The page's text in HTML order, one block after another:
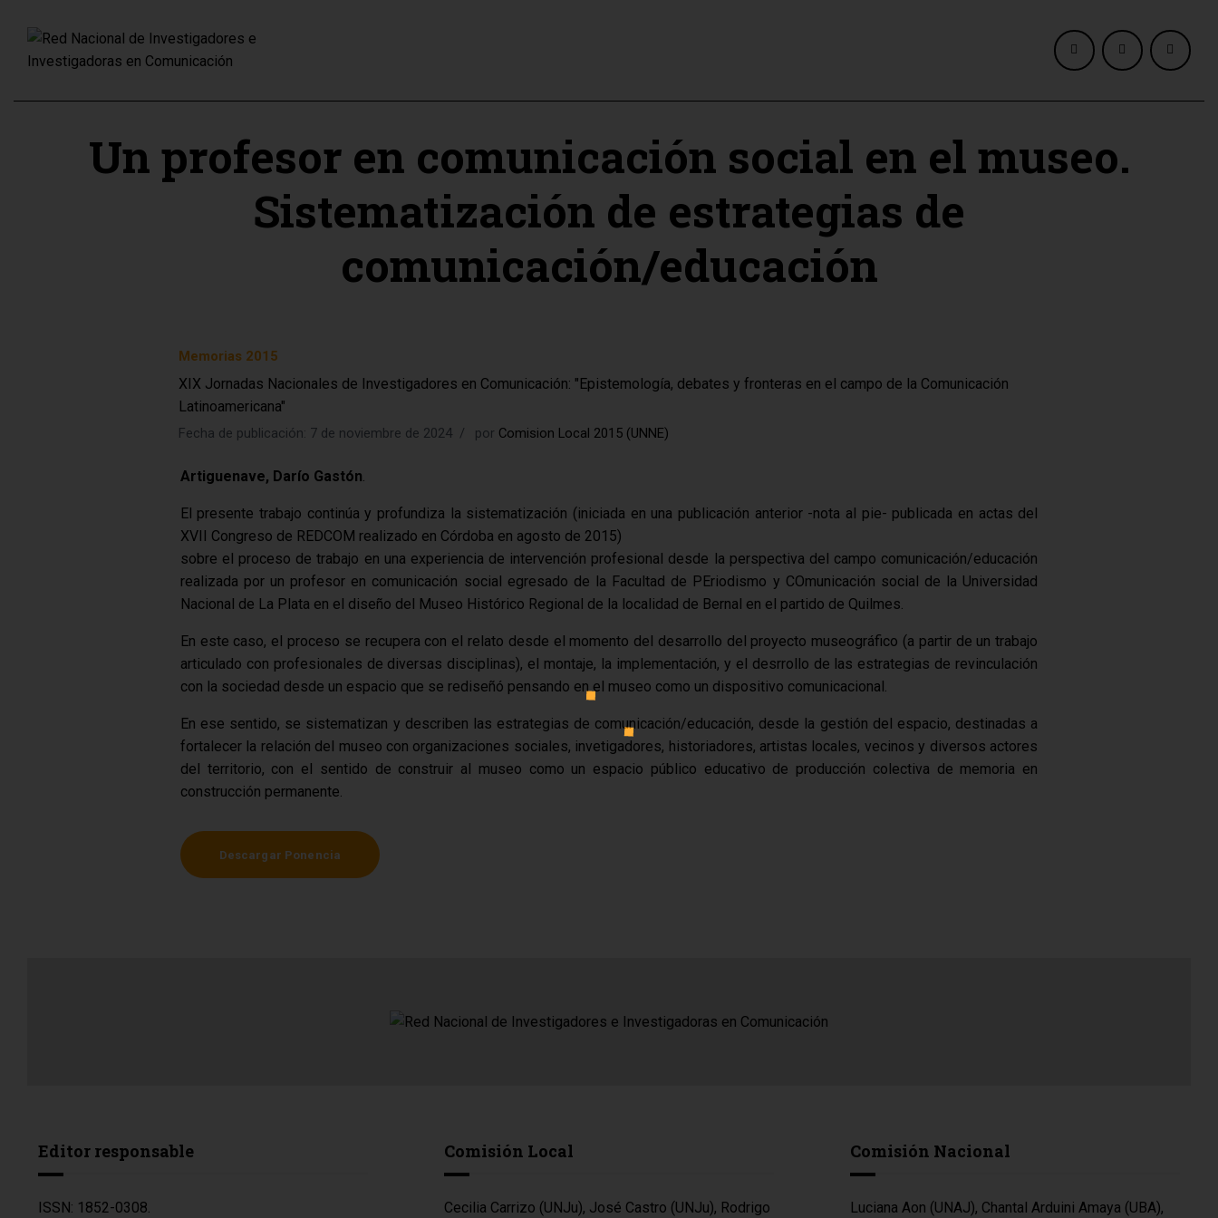
Un profesor en comunicación social en el museo.
Sistematización de estrategias de
comunicación/educación
Memorias 2015
XIX Jornadas Nacionales de Investigadores en Comunicación: "Epistemología, debates y fronteras en el campo de la Comunicación
Latinoamericana"
Fecha de publicación: 7 de noviembre de 2024 por Comision Local 2015 (UNNE)
Artiguenave, Darío Gastón.
El presente trabajo continúa y profundiza la sistematización (iniciada en una publicación anterior -nota al pie- publicada en actas del
XVII Congreso de REDCOM realizado en Córdoba en agosto de 2015)
sobre el proceso de trabajo en una experiencia de intervención profesional desde la perspectiva del campo comunicación/educación
realizada por un profesor en comunicación social egresado de la Facultad de PEriodismo y COmunicación social de la Universidad
Nacional de La Plata en el diseño del Museo Histórico Regional de la localidad de Bernal en el partido de Quilmes.
En este caso, el proceso se recupera con el relato desde el momento del desarrollo del proyecto museográfico (a partir de un trabajo
articulado con profesionales de diversas disciplinas), el montaje, la implementación, y el desrrollo de las estrategias de revinculación
con la sociedad desde un espacio que se rediseñó pensando en el museo como un dispositivo comunicacional.
En ese sentido, se sistematizan y describen las estrategias de comunicación/educación, desde la gestión del espacio, destinadas a
fortalecer la relación del museo con organizaciones sociales, invetigadores, historiadores, artistas locales, vecinos y diversos actores
del territorio, con el sentido de construir al museo como un espacio público educativo de producción colectiva de memoria en
construcción permanente.
Descargar Ponencia
Editor responsable
ISSN: 1852-0308.
Comisión Local
Cecilia Carrizo (UNJu), José Castro (UNJu), Rodrigo
Comisión Nacional
Luciana Aon (UNAJ), Chantal Arduini Amaya (UBA),